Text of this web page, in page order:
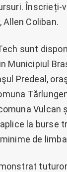
Înscrieți-
Allen Coliban.
sunt
Municipiul
Predeal,
Vulcan
la burse
de